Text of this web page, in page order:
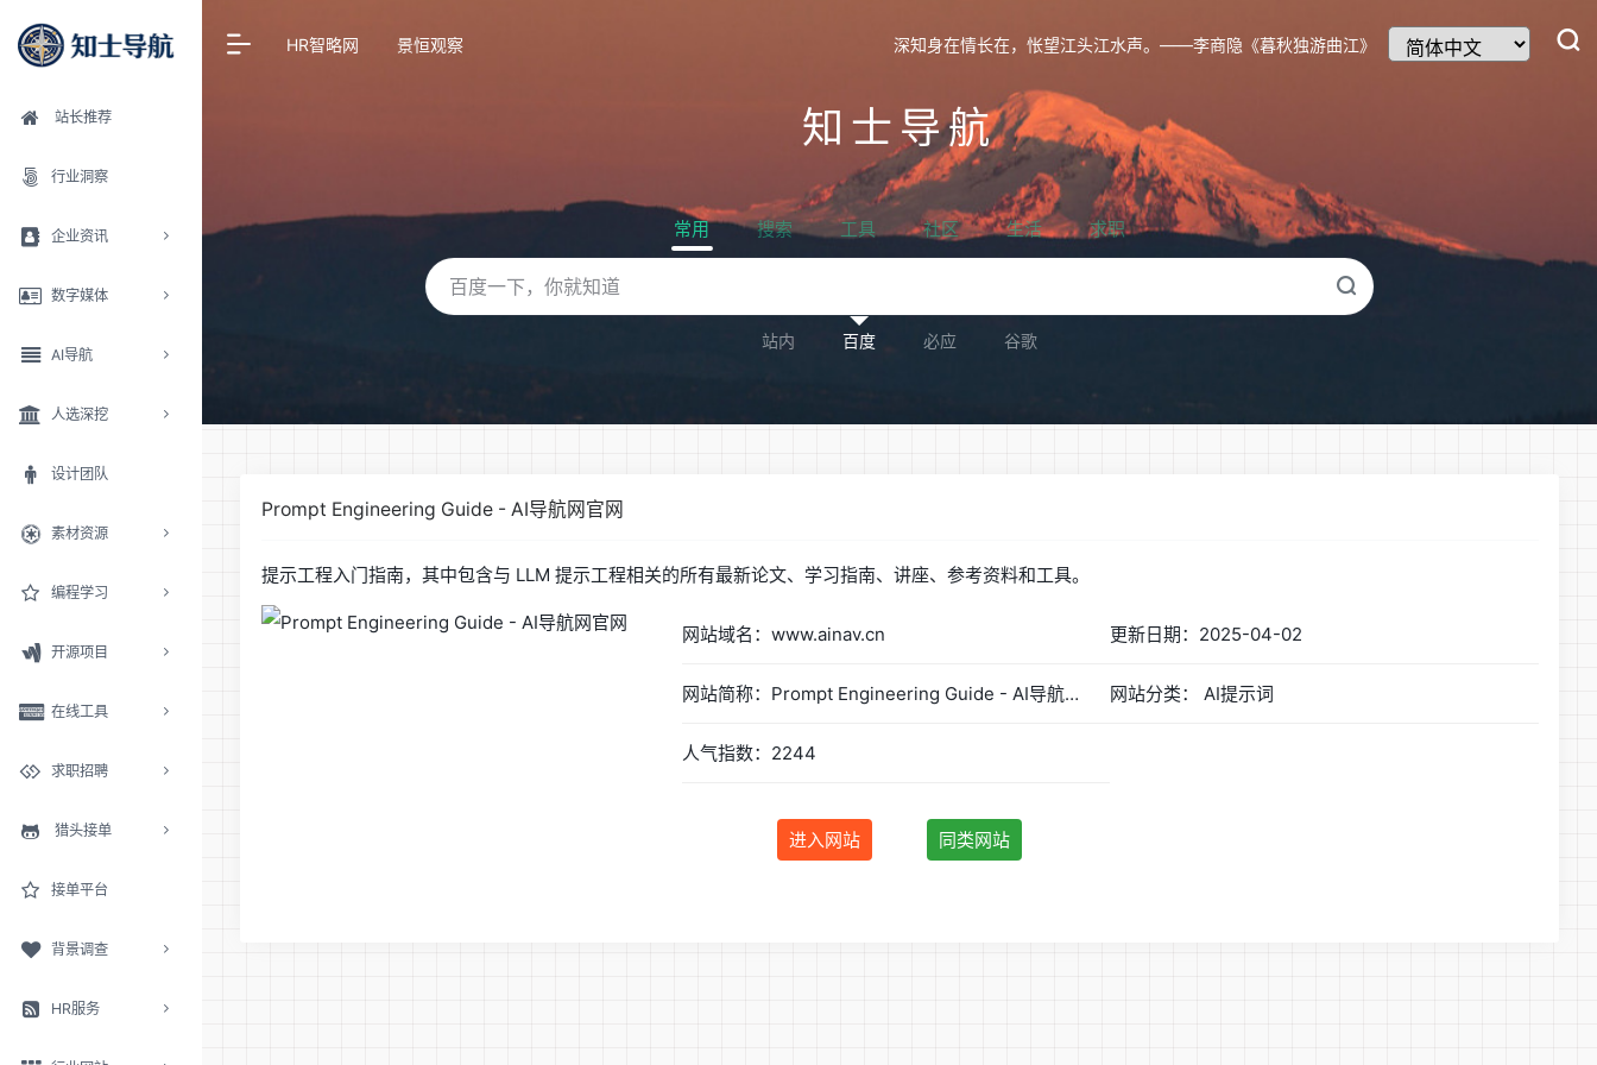
站长推荐
行业洞察
企业资讯
数字媒体
AI导航
人选深挖
设计团队
素材资源
编程学习
开源项目
在线工具
求职招聘
猎头接单
接单平台
背景调查
HR服务
HR智略网 景恒观察 深知身在情长在，怅望江头江水声。——李商隐《暮秋独游曲江》
知士导航
常用 搜索 工具 社区 生活 求职
站内 百度 必应 谷歌
Prompt Engineering Guide - AI导航网官网
提示工程入门指南，其中包含与 LLM 提示工程相关的所有最新论文、学习指南、讲座、参考资料和工具。
网站域名：www.ainav.cn 更新日期：2025-04-02
网站简称：Prompt Engineering Guide - AI导航网官网 网站分类： AI提示词
人气指数：2244
进入网站 同类网站